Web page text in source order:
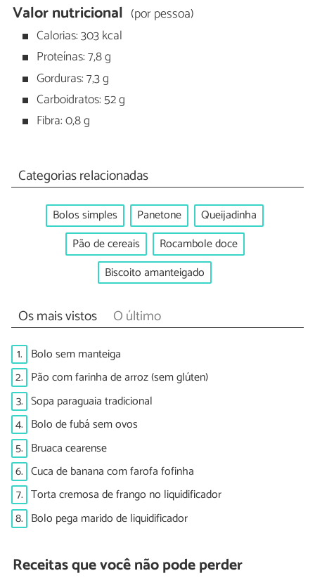
Valor nutricional (por pessoa)
Calorias: 303 kcal
Proteínas: 7,8 g
Gorduras: 7,3 g
Carboidratos: 52 g
Fibra: 0,8 g
Categorias relacionadas
Bolos simples Panetone
Queijadinha
Pão de cereais
Rocambole doce
Biscoito amanteigado
Os mais vistos O último
1. Bolo sem manteiga
2. Pão com farinha de arroz (sem glúten)
3. Sopa paraguaia tradicional
4. Bolo de fubá sem ovos
5. Bruaca cearense
6. Cuca de banana com farofa fofinha
7. Torta cremosa de frango no liquidificador
8. Bolo pega marido de liquidificador
Receitas que você não pode perder